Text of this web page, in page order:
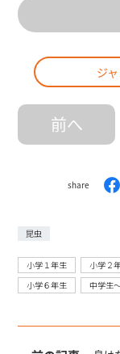
ジ
前へ
share
昆虫
小学１年生 小学２
小学６年生
中学生